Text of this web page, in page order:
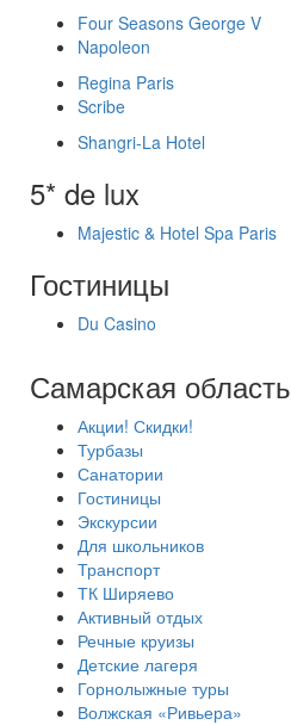
Four Seasons George V
Napoleon
Regina Paris
Scribe
Shangri-La Hotel
5* de lux
Majestic & Hotel Spa Paris
Гостиницы
Du Casino
Самарская область
Акции! Скидки!
Турбазы
Санатории
Гостиницы
Экскурсии
Для школьников
Транспорт
ТК Ширяево
Активный отдых
Речные круизы
Детские лагеря
Горнолыжные туры
Волжская «Ривьера»